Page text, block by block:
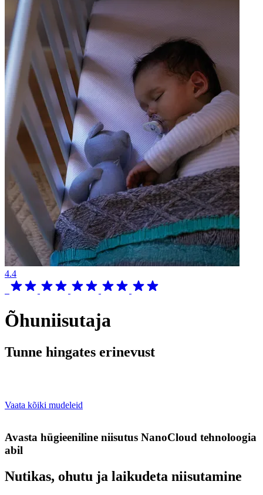
4.4
Õhuniisutaja
Tunne hingates erinevust
Vaata kõiki mudeleid
Avasta hügieeniline niisutus NanoCloud tehnoloogia
abil​
Nutikas, ohutu ja laikudeta niisutamine